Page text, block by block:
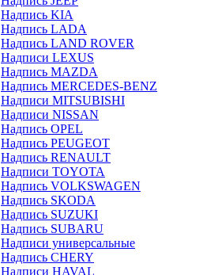
Надпись KIA
Надпись LADA
Надпись LAND ROVER
Надписи LEXUS
Надпись MAZDA
Надпись MERCEDES-BENZ
Надписи MITSUBISHI
Надписи NISSAN
Надпись OPEL
Надпись PEUGEOT
Надпись RENAULT
Надписи TOYOTA
Надпись VOLKSWAGEN
Надпись SKODA
Надпись SUZUKI
Надпись SUBARU
Надписи универсальные
Надпись CHERY
Надписи HAVAL